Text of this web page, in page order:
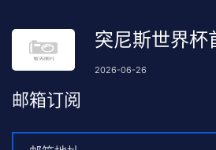
突尼斯世界杯
2026-06-26
邮箱订阅